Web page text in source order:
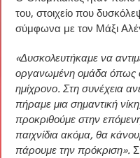
του, στοιχείο που
σύμφωνα με τον Μάξι
«Δυσκολευτήκαμε να
οργανωμένη ομάδα όπως
ημίχρονο. Στη συνέχεια
πήραμε μια σημαντική
προκριθούμε στην
παιχνίδια ακόμα, θα
πάρουμε την πρόκριση».